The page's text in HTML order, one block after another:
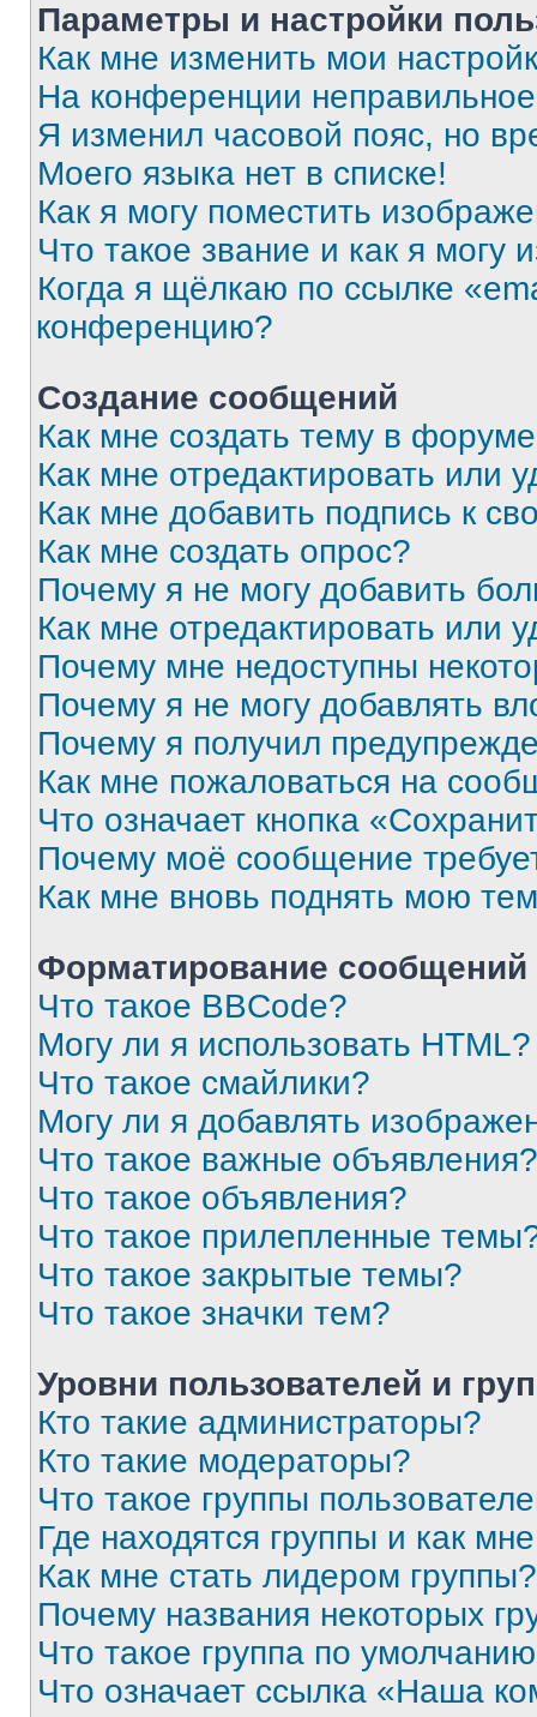
Параметры и настройки
Как мне изменить мои
На конференции
Я изменил часовой пояс, но
Моего языка нет в списке!
Как я могу поместить
Что такое звание и как я могу
Когда я щёлкаю по ссылке
конференцию?
Создание сообщений
Как мне создать тему в
Как мне отредактировать или
Как мне добавить подпись к
Как мне создать опрос?
Почему я не могу добавить
Как мне отредактировать или
Почему мне недоступны
Почему я не могу добавлять
Почему я получил
Как мне пожаловаться на
Что означает кнопка
Почему моё сообщение
Как мне вновь поднять мою
Форматирование
Что такое BBCode?
Могу ли я использовать HTML?
Что такое смайлики?
Могу ли я добавлять
Что такое важные объявления?
Что такое объявления?
Что такое прилепленные
Что такое закрытые темы?
Что такое значки тем?
Уровни пользователей и
Кто такие администраторы?
Кто такие модераторы?
Что такое группы
Где находятся группы и как
Как мне стать лидером группы?
Почему названия некоторых
Что такое группа по
Что означает ссылка «Наша